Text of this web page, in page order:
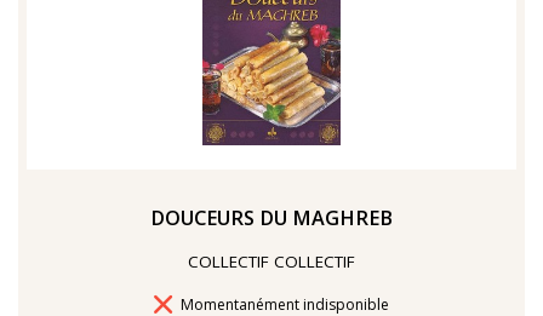
DOUCEURS DU MAGHREB
COLLECTIF COLLECTIF
Délais de livraison
Momentanément indisponible